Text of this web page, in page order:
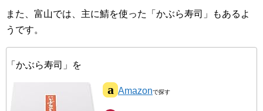
また、富山では、主に鯖を使った「かぶら寿司」もあるよ
うです。
「かぶら寿司」を
Amazon